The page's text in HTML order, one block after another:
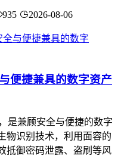
935 2026-08-06
便捷兼具的数字资产
是兼顾安全与便捷的数字
物识别技术，利用面容的
抵御密码泄露、盗刷等风